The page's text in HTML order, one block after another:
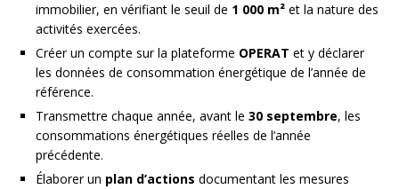
immobilier, en vérifiant le seuil de 1 000 m² et la nature des
activités exercées.
Créer un compte sur la plateforme OPERAT et y déclarer
les données de consommation énergétique de l’année de
référence.
Transmettre chaque année, avant le 30 septembre, les
consommations énergétiques réelles de l’année
précédente.
Élaborer un plan d’actions documentant les mesures